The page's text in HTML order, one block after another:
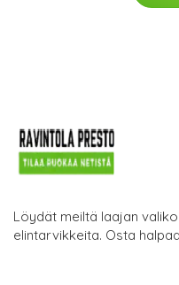
Löydät meiltä laajan
elintarvikkeita. Osta